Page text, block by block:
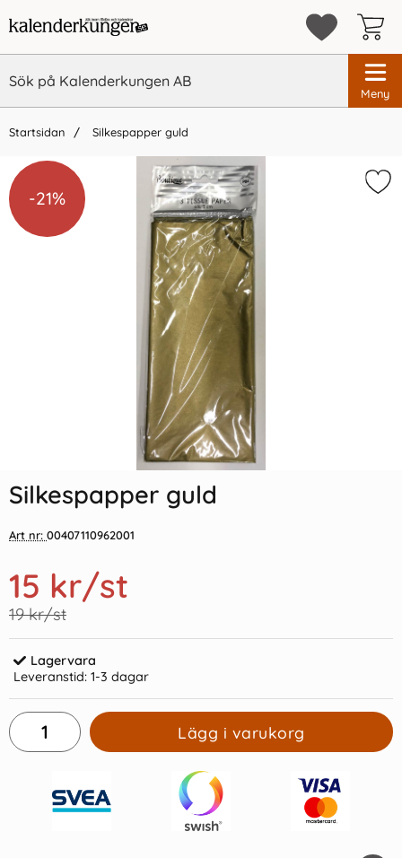
Meny
Startsidan Silkespapper guld
Vi rekommenderar
Indexflikar och Frixion clicker
55 kr/st
-21%
-21%
Silkespapper guld
Art nr: 00407110962001
15 kr/st
19 kr/st
Lagervara
Leveranstid: 1-3 dagar
Lägg i varukorg